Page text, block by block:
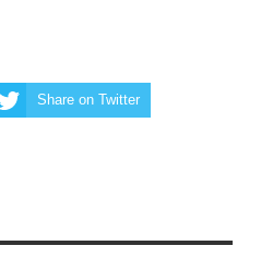
Share on Twitter